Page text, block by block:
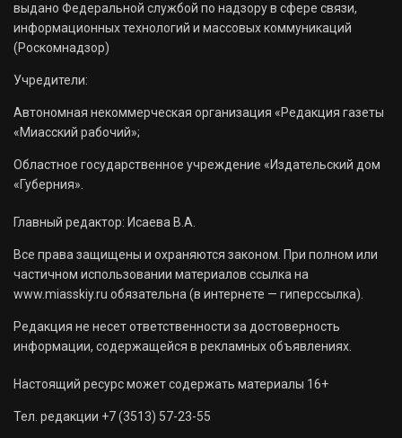
выдано Федеральной службой по надзору в сфере связи,
информационных технологий и массовых коммуникаций
(Роскомнадзор)
Учредители:
Автономная некоммерческая организация «Редакция газеты
«Миасский рабочий»;
Областное государственное учреждение «Издательский дом
«Губерния».
Главный редактор: Исаева В.А.
Все права защищены и охраняются законом. При полном или
частичном использовании материалов ссылка на
www.miasskiy.ru обязательна (в интернете — гиперссылка).
Редакция не несет ответственности за достоверность
информации, содержащейся в рекламных объявлениях.
Настоящий ресурс может содержать материалы 16+
Тел. редакции +7 (3513) 57-23-55